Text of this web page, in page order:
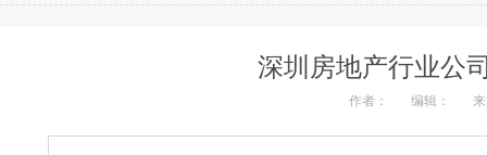
深圳房地产行业公
作者： 编辑：